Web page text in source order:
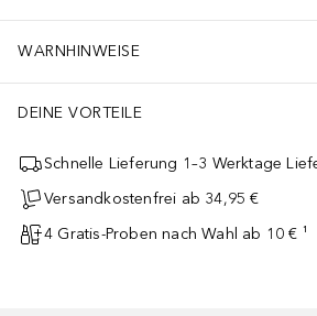
WARNHINWEISE
DEINE VORTEILE
Schnelle Lieferung 1–3 Werktage
Versandkostenfrei ab 34,95 €
4 Gratis-Proben nach Wahl ab 10 € ¹